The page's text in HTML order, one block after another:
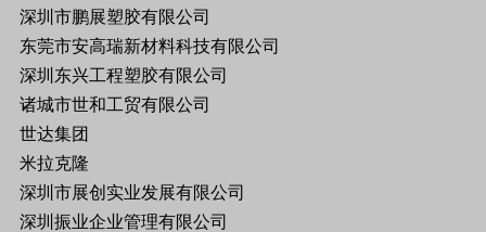
深圳市鹏展塑胶有限公司
东莞市安高瑞新材料科技有限公司
深圳东兴工程塑胶有限公司
诸城市世和工贸有限公司
世达集团
米拉克隆
深圳市展创实业发展有限公司
深圳振业企业管理有限公司